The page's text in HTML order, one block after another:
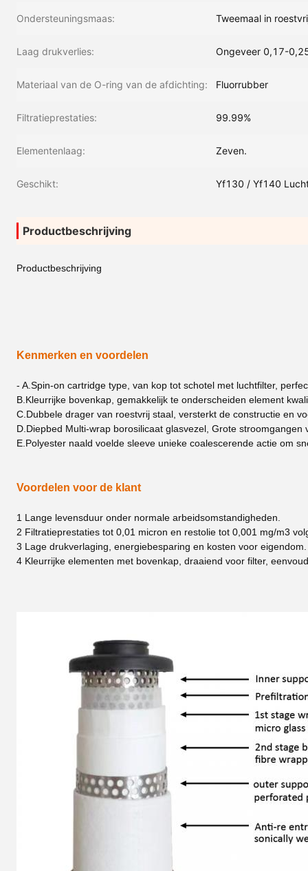
Ondersteuningsmaas: Tweemaal in
Laag drukverlies: Ongeveer 0,17-
Materiaal van de O-ring van de afdichting: Fluorrubber
Filtratieprestaties: 99.99%
Elementenlaag: Zeven.
Geschikt: Yf130 / Yf140
Productbeschrijving
Productbeschrijving
Kenmerken en voordelen
- A. Spin-on cartridge type, van kop tot schotel met luchtfilter,
B. Kleurrijke bovenkap, gemakkelijk te onderscheiden element
C. Dubbele drager van roestvrij staal, versterkt de constructie en
D. Diepbed Multi-wrap borosilicaat glasvezel, Grote
E. Polyester naald voelde sleeve unieke coalescerende actie om
Voordelen voor de klant
1 Lange levensduur onder normale arbeidsomstandigheden.
2 Filtratieprestaties tot 0,01 micron en restolie tot 0,001 mg/m3
3 Lage drukverlaging, energiebesparing en kosten voor eigendom.
4 Kleurrijke elementen met bovenkap, draaiend voor filter,